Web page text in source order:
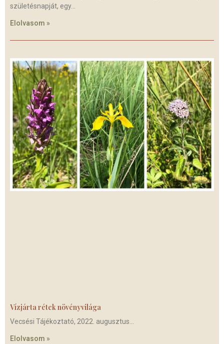
születésnapját, egy
Elolvasom »
Vízjárta rétek növényvilága
Vecsési Tájékoztató, 2022. augusztus
Elolvasom »